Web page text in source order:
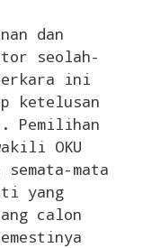
dan
seolah-
ini
ketelusan
Pemilihan
OKU
mata
yang
calon